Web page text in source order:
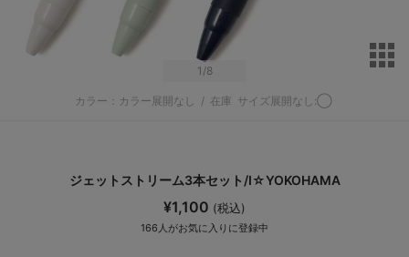
1 /8
カラー：カラー展開なし / 在庫 サイズ展開なし:◯
ジェットストリーム3本セット/I☆YOKOHAMA
¥1,100 (税込)
166 人がお気に入りに登録中